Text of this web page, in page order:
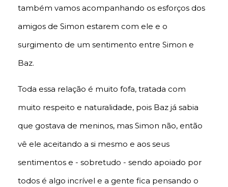
também vamos acompanhando os esforços dos
amigos de Simon estarem com ele e o
surgimento de um sentimento entre Simon e
Baz.
Toda essa relação é muito fofa, tratada com
muito respeito e naturalidade, pois Baz já sabia
que gostava de meninos, mas Simon não, então
vê ele aceitando a si mesmo e aos seus
sentimentos e - sobretudo - sendo apoiado por
todos é algo incrível e a gente fica pensando o